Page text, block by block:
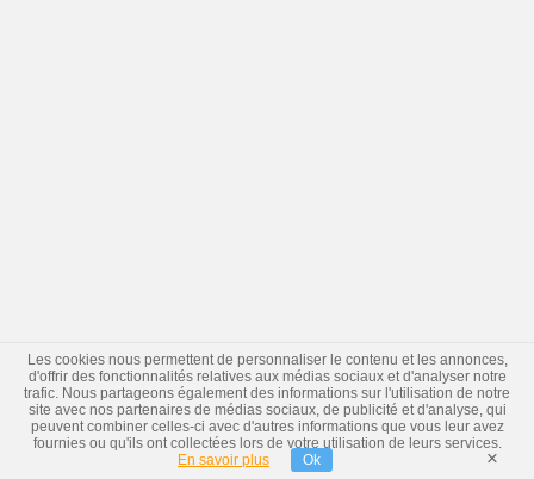
Les cookies nous permettent de personnaliser le contenu et les annonces,
d'offrir des fonctionnalités relatives aux médias sociaux et d'analyser notre
trafic. Nous partageons également des informations sur l'utilisation de notre
site avec nos partenaires de médias sociaux, de publicité et d'analyse, qui
peuvent combiner celles-ci avec d'autres informations que vous leur avez
fournies ou qu'ils ont collectées lors de votre utilisation de leurs services.
En savoir plus
Ok ×